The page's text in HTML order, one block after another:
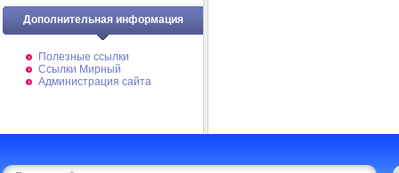
Дополнительная информация
Полезные ссылки
Ссылки Мирный
Администрация сайта